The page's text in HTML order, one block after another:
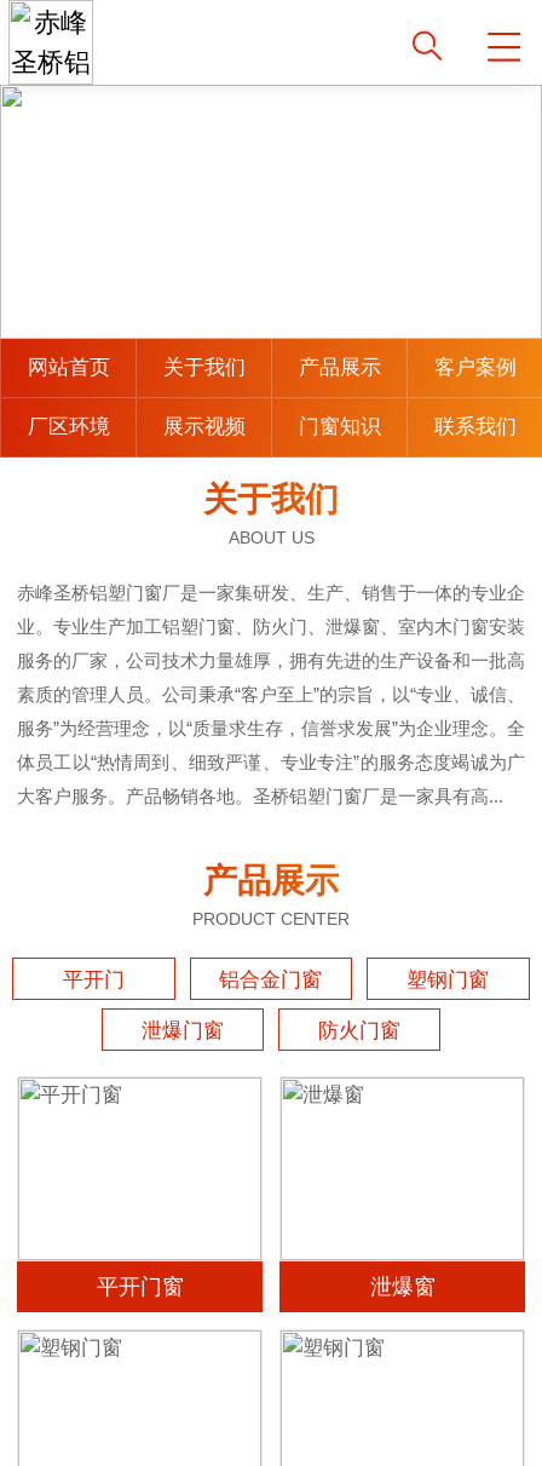
网站首页 关于我们 产品展示 客户案例
厂区环境 展示视频 门窗知识 联系我们
关于我们
ABOUT US
赤峰圣桥铝塑门窗厂是一家集研发、生产、销售于一体的专业企
业。专业生产加工铝塑门窗、防火门、泄爆窗、室内木门窗安装
服务的厂家，公司技术力量雄厚，拥有先进的生产设备和一批高
素质的管理人员。公司秉承“客户至上”的宗旨，以“专业、诚信、
服务”为经营理念，以“质量求生存，信誉求发展”为企业理念。全
体员工以“热情周到、细致严谨、专业专注”的服务态度竭诚为广
大客户服务。产品畅销各地。圣桥铝塑门窗厂是一家具有高...
产品展示
PRODUCT CENTER
平开门 铝合金门窗 塑钢门窗
泄爆门窗 防火门窗
平开门窗 泄爆窗